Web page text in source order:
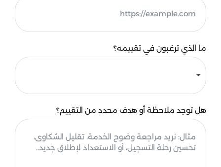
ما الذي ترغبون في تقييمه؟
هل توجد ملاحظة أو هدف محدد من التقييم؟